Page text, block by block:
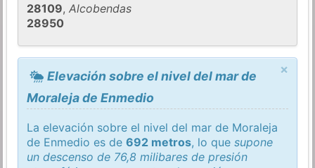
28109,Alcobendas
28950
×
Elevación sobre el nivel del mar de
Moraleja de Enmedio
La elevación sobre el nivel del mar de Moraleja
de Enmedio es de692 metros, lo quesupone
un descenso de 76,8 milibares de presión